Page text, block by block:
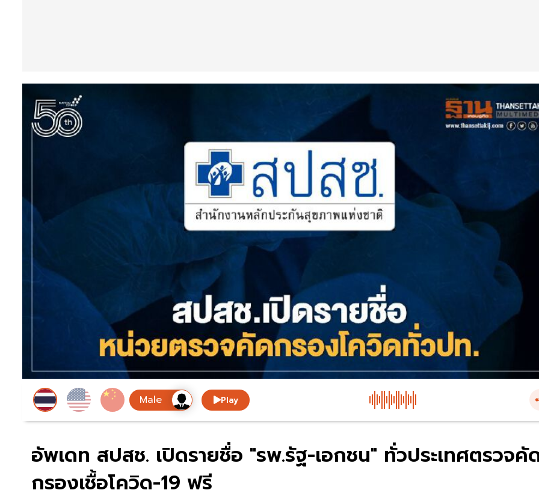
Play
อัพเดท สปสช. เปิดรายชื่อ "รพ.รัฐ-เอกชน" ทั่วประเทศตรวจคั
กรองเชื้อโควิด-19 ฟรี